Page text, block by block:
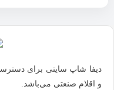
دیفا شاپ سایتی برای
و اقلام صنعتی می‌باشد.